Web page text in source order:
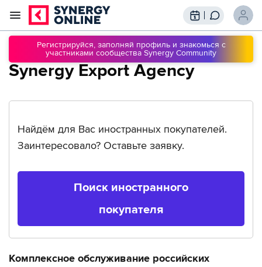
Регистрируйся, заполняй профиль и знакомься с
участниками сообщества Synergy Community
Трансляции
Вебинары
Обучение
Знания
Synergy Export Agency
Комплексное обслуживание российских
Найдём для Вас иностранных покупателей.
Заинтересовало? Оставьте заявку.
Поиск иностранного
покупателя